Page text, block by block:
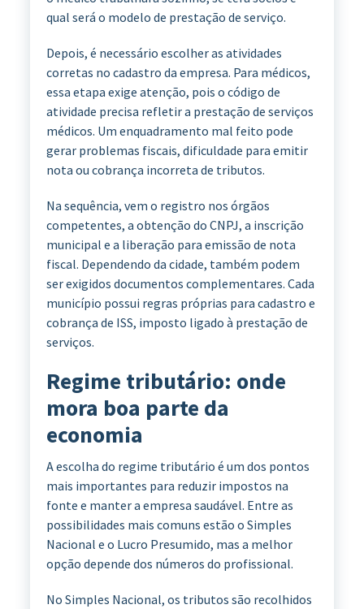
qual será o modelo de prestação de serviço.
Depois, é necessário escolher as atividades
corretas no cadastro da empresa. Para médicos,
essa etapa exige atenção, pois o código de
atividade precisa refletir a prestação de serviços
médicos. Um enquadramento mal feito pode
gerar problemas fiscais, dificuldade para emitir
nota ou cobrança incorreta de tributos.
Na sequência, vem o registro nos órgãos
competentes, a obtenção do CNPJ, a inscrição
municipal e a liberação para emissão de nota
fiscal. Dependendo da cidade, também podem
ser exigidos documentos complementares. Cada
município possui regras próprias para cadastro e
cobrança de ISS, imposto ligado à prestação de
serviços.
Regime tributário: onde
mora boa parte da
economia
A escolha do regime tributário é um dos pontos
mais importantes para reduzir impostos na
fonte e manter a empresa saudável. Entre as
possibilidades mais comuns estão o Simples
Nacional e o Lucro Presumido, mas a melhor
opção depende dos números do profissional.
No Simples Nacional, os tributos são recolhidos